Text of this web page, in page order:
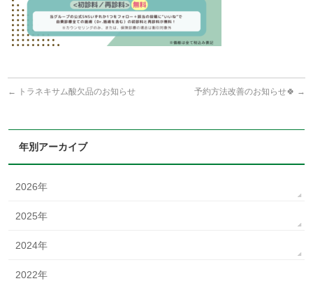
← トラネキサム酸欠品のお知らせ 予約方法改善のお知らせ🍀 →
年別アーカイブ
2026年
2025年
2024年
2022年